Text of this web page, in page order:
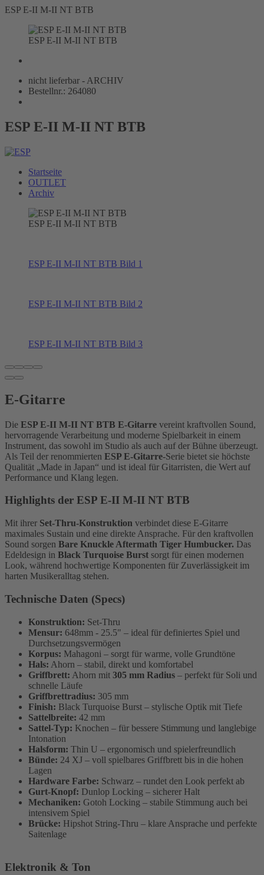
ESP E-II M-II NT BTB
ESP E-II M-II NT BTB
nicht lieferbar - ARCHIV
Bestellnr.: 264080
ESP E-II M-II NT BTB
Startseite
OUTLET
Archiv
ESP E-II M-II NT BTB
ESP E-II M-II NT BTB Bild 1
ESP E-II M-II NT BTB Bild 2
ESP E-II M-II NT BTB Bild 3
E-Gitarre
Die ESP E-II M-II NT BTB E-Gitarre vereint kraftvollen Sound,
hervorragende Verarbeitung und moderne Spielbarkeit in einem
Instrument, das sowohl im Studio als auch auf der Bühne überzeugt.
Als Teil der renommierten ESP E-Gitarre-Serie bietet sie höchste
Qualität „Made in Japan“ und ist ideal für Gitarristen, die Wert auf
Performance und Klang legen.
Highlights der ESP E-II M-II NT BTB
Mit ihrer Set-Thru-Konstruktion verbindet diese E-Gitarre
maximales Sustain und eine direkte Ansprache. Für den kraftvollen
Sound sorgen Bare Knuckle Aftermath Tiger Humbucker. Das
Edeldesign in Black Turquoise Burst sorgt für einen modernen
Look, während hochwertige Komponenten für Zuverlässigkeit im
harten Musikeralltag stehen.
Technische Daten (Specs)
Konstruktion: Set-Thru
Mensur: 648mm - 25.5" – ideal für definiertes Spiel und
Durchsetzungsvermögen
Korpus: Mahagoni – sorgt für warme, volle Grundtöne
Hals: Ahorn – stabil, direkt und komfortabel
Griffbrett: Ahorn mit 305 mm Radius – perfekt für Soli und
schnelle Läufe
Griffbrettradius: 305 mm
Finish: Black Turquoise Burst – stylische Optik mit Tiefe
Sattelbreite: 42 mm
Sattel-Typ: Knochen – für bessere Stimmung und langlebige
Intonation
Halsform: Thin U – ergonomisch und spielerfreundlich
Bünde: 24 XJ – voll spielbares Griffbrett bis in die hohen
Lagen
Hardware Farbe: Schwarz – rundet den Look perfekt ab
Gurt-Knopf: Dunlop Locking – sicherer Halt
Mechaniken: Gotoh Locking – stabile Stimmung auch bei
intensivem Spiel
Brücke: Hipshot String-Thru – klare Ansprache und perfekte
Saitenlage
Elektronik & Ton